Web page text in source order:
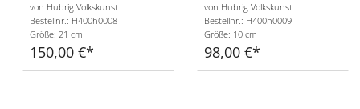
von Hubrig Volkskunst
Bestellnr.: H400h0008
Größe: 21 cm
150,00 €
von Hubrig Volkskunst
Bestellnr.: H400h0009
Größe: 10 cm
98,00 €